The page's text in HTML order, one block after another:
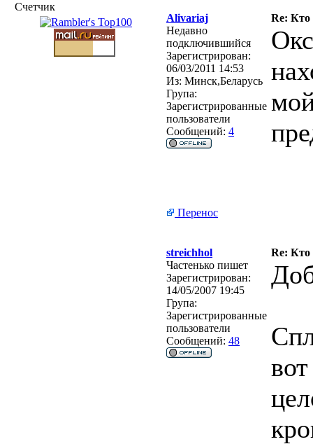
Счетчик
Alivariaj
Re: Кто
Недавно
подключившийся
Зарегистрирован:
06/03/2011 14:53
Из: Минск,Беларусь
Група:
Зарегистрированные
пользователи
Сообщений: 4
Перенос
streichhol
Re: Кто
Частенько пишет
Зарегистрирован:
14/05/2007 19:45
Група:
Зарегистрированные
пользователи
Сообщений: 48